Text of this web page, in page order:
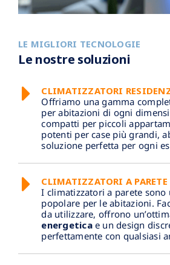
LE MIGLIORI TECNOLOGIE
Le nostre soluzioni
CLIMATIZZATORI
Offriamo una gamma
per abitazioni di ogni
compatti per piccoli
potenti per case più grandi,
soluzione perfetta per ogni
CLIMATIZZATORI A PARETE
I climatizzatori a parete sono
popolare per le abitazioni.
da utilizzare, offrono
energeticae un design
perfettamente con qualsiasi